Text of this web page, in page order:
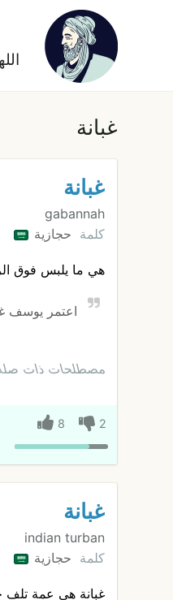
غبانة
غبانة
gabannah
كلمة حجازية
هي ما يلبس فوق
اعتمر يوسف
مصطلحات ذات
2
8
غبانة
indian turban
كلمة حجازية
غبانة هي عمة تلف